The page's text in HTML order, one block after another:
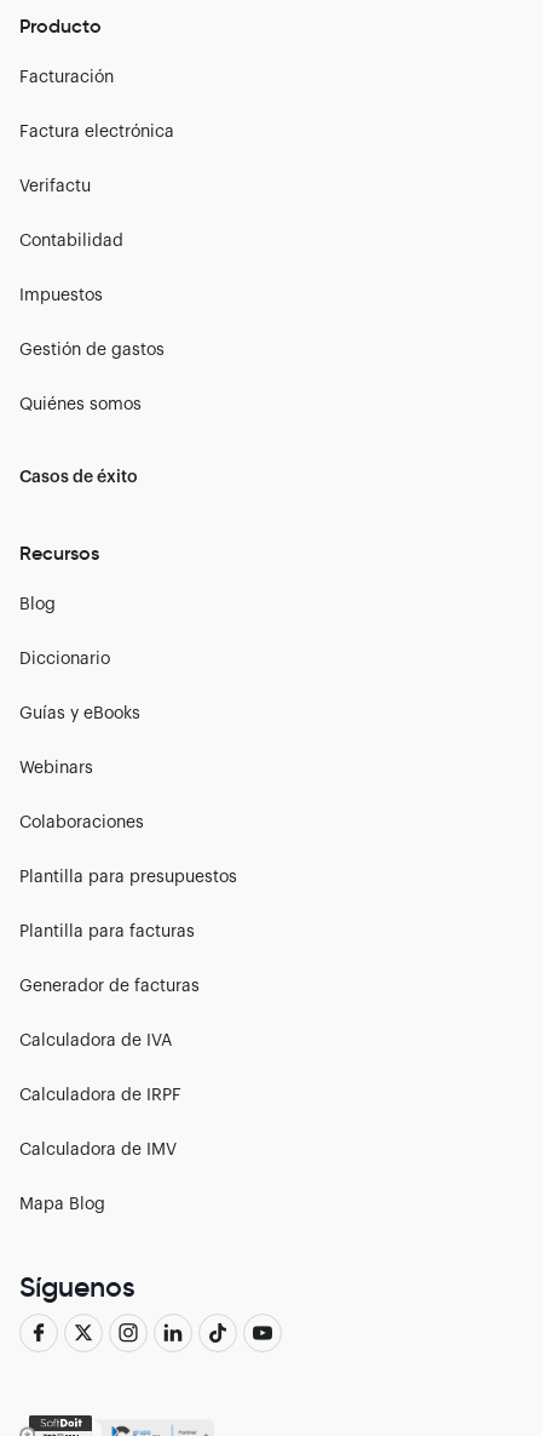
Producto
Facturación
Factura electrónica
Verifactu
Contabilidad
Impuestos
Gestión de gastos
Quiénes somos
Casos de éxito
Recursos
Blog
Diccionario
Guías y eBooks
Webinars
Colaboraciones
Plantilla para presupuestos
Plantilla para facturas
Generador de facturas
Calculadora de IVA
Calculadora de IRPF
Calculadora de IMV
Mapa Blog
Síguenos